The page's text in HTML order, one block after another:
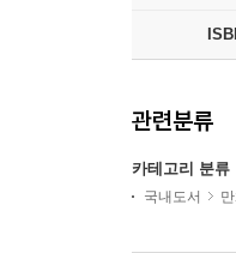
관련분류
카테고리 분류
국내도서